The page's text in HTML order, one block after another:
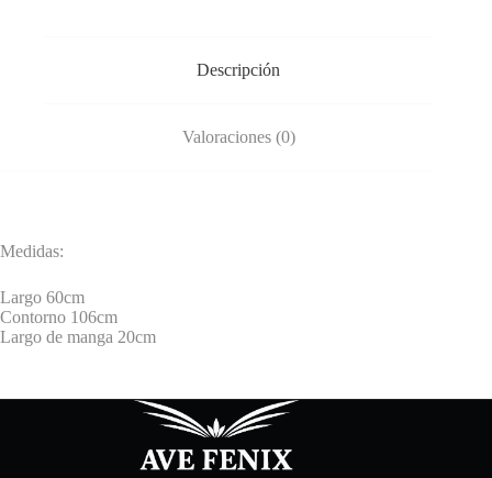
Descripción
Valoraciones (0)
Medidas:
Largo 60cm
Contorno 106cm
Largo de manga 20cm